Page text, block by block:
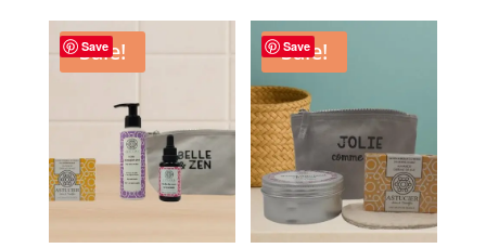
Save
Sale! Save
Sale!